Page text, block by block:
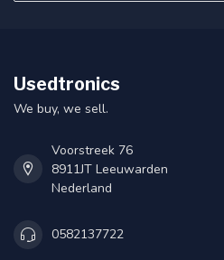
Usedtronics
We buy, we sell.
Voorstreek 76
8911JT Leeuwarden
Nederland
0582137722